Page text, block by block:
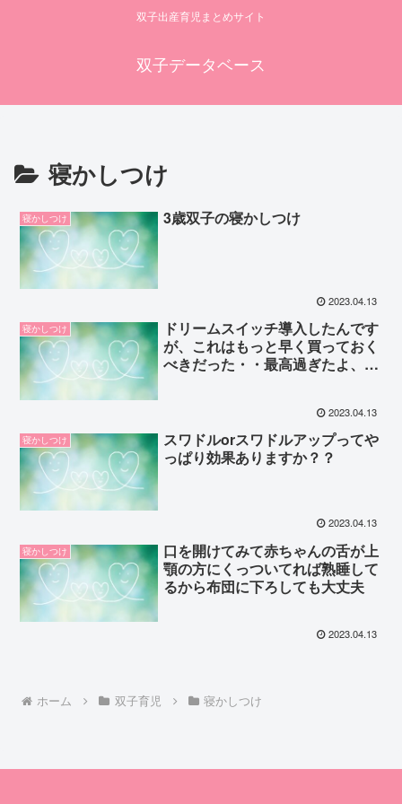
双子出産育児まとめサイト
双子データベース
寝かしつけ
寝かしつけ 3歳双子の寝かしつけ
2023.04.13
寝かしつけ
ドリームスイッチ導入したんです
が、これはもっと早く買っておく
べきだった・・最高過ぎたよ、う
2023.04.13
寝かしつけ
スワドルorスワドルアップってや
っぱり効果ありますか？？
2023.04.13
寝かしつけ
口を開けてみて赤ちゃんの舌が上
顎の方にくっついてれば熟睡して
るから布団に下ろしても大丈夫
2023.04.13
ホーム 双子育児 寝かしつけ